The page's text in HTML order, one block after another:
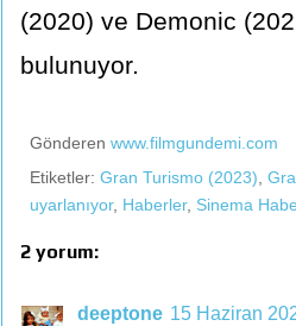
(2020) ve Demonic
bulunuyor.
Gönderen www.filmgundemi.com
Etiketler: Gran Turismo (2023)
uyarlanıyor, Haberler, Sinema
2 yorum:
deeptone 15 Haziran